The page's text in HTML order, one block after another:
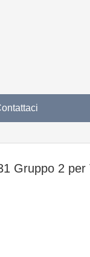
Gruppo 2 per